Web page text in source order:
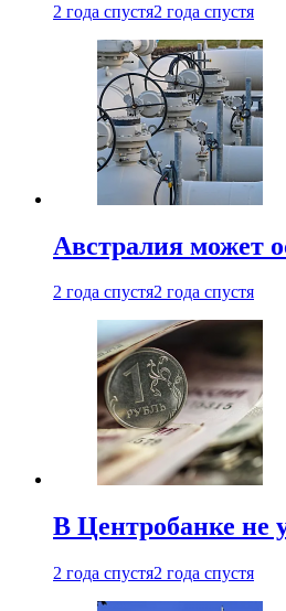
2 года спустя2 года спустя
Австралия может
2 года спустя2 года спустя
В Центробанке не
2 года спустя2 года спустя